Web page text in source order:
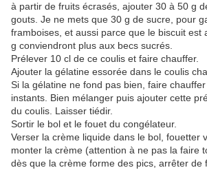
à partir de fruits écrasés, ajouter 30 à 50 g
gouts. Je ne mets que 30 g de sucre, pour
framboises, et aussi parce que le biscuit est
g conviendront plus aux becs sucrés.
Prélever 10 cl de ce coulis et faire chauffer.
Ajouter la gélatine essorée dans le coulis
Si la gélatine ne fond pas bien, faire
instants. Bien mélanger puis ajouter cette
du coulis. Laisser tiédir.
Sortir le bol et le fouet du congélateur.
Verser la crème liquide dans le bol, fouetter
monter la crème (attention à ne pas la faire
dès que la crème forme des pics, arrêter de